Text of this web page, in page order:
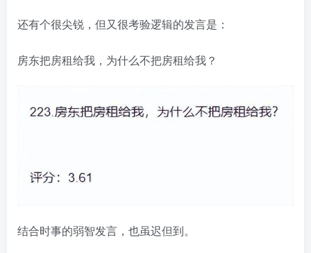
还有个很尖锐，但又很考验逻辑的发言是：
房东把房租给我，为什么不把房租给我？
结合时事的弱智发言，也虽迟但到。